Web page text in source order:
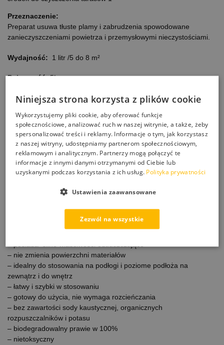
Przeznaczenie:
Preparat usuwa tłuste plamy i zabrudzenia spowodowane
zanieczyszczeniami powietrza i przemysłowymi nieczystościami.
Wydajność: 1 litr /5 do 8 m²
Pojemność:5L
Zastosowanie:
– posadzki betonowe i przemysłowe
– kamień naturalny lub imitacja kamienia
– kostki brukowe granitowe i betonowe
– terakota, płytki, marmur, plastik
– tarasy, baseny, place do grilla, do kuchni
– inne powierzchnie poziome, porowate
– bezpieczny dla ludzi i środowiska
– posiada silne właściwości odtłuszczające
– nie zmienia powierzchni materiałów
– idealny do stosowania na podłogi i poziome podłoża na
zewnątrz i do wnętrz
– łatwy i szybki w stosowaniu
– gotowy do użycia, nie wymaga rozcieńczania
– bez zawartości sody kaustycznej, organicznych
rozpuszczalników i potasu
– biodegradowalny prawie w 100%
– nietoksyczny
Niniejsza strona korzysta z plików cookie
Wykorzystujemy pliki cookie, aby oferować funkcje
społecznościowe, analizować ruch w naszej witrynie, a także, żeby
spersonalizować treści i reklamy. Informacje o tym, jak korzystasz
z naszej witryny, udostępniamy partnerom społecznościowym,
reklamowym i analitycznym. Partnerzy mogą połączyć te
informacje z innymi danymi otrzymanymi od Ciebie lub
uzyskanymi podczas korzystania z ich usług. Polityka prywatności
Zezwól na wszystkie
Ustawienia zaawansowane